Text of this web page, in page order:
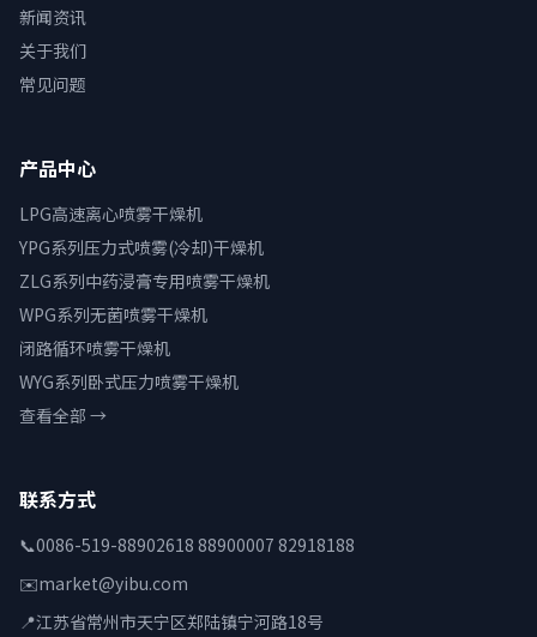
新闻资讯
关于我们
常见问题
产品中心
LPG高速离心喷雾干燥机
YPG系列压力式喷雾(冷却)干燥机
ZLG系列中药浸膏专用喷雾干燥机
WPG系列无菌喷雾干燥机
闭路循环喷雾干燥机
WYG系列卧式压力喷雾干燥机
查看全部 →
联系方式
📞0086-519-88902618 88900007 82918188
✉️market@yibu.com
📍江苏省常州市天宁区郑陆镇宁河路18号